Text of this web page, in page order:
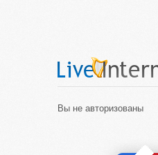
Вы не авторизованы